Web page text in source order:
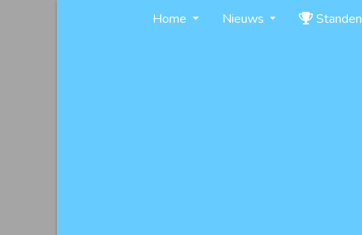
Home Nieuws Standen